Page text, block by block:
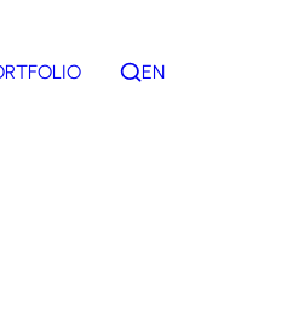
Rechercher
EN